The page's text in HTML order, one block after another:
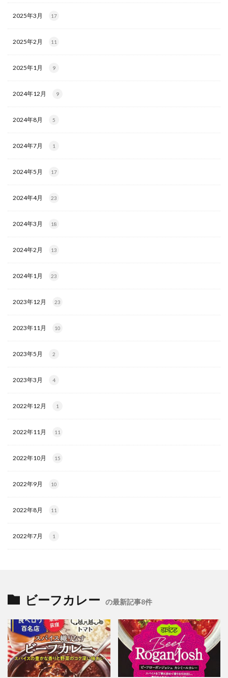
2025年3月 17
2025年2月 11
2025年1月 9
2024年12月 9
2024年8月 5
2024年7月 1
2024年5月 17
2024年4月 23
2024年3月 18
2024年2月 13
2024年1月 23
2023年12月 23
2023年11月 10
2023年5月 2
2023年3月 4
2022年12月 1
2022年11月 11
2022年10月 15
2022年9月 10
2022年8月 11
2022年7月 1
ビーフカレー の最新記事8件